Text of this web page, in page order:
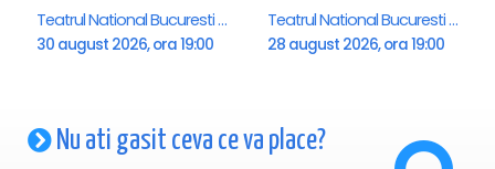
Teatrul National Bucuresti - Sala Ion Caramitru, Bucuresti
30 august 2026, ora 19:00
Teatrul National Bucuresti - Sala Ion Caramitru, Bucuresti
28 august 2026, ora 19:00
Nu ati gasit ceva ce va place?